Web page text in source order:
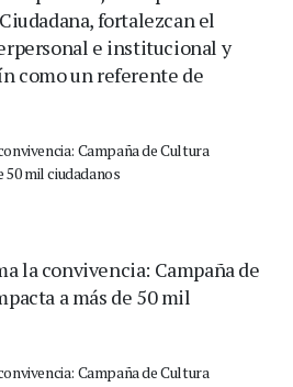
fortalezcan el
e institucional y
como un referente de